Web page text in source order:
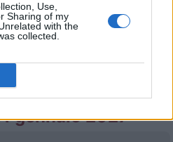
Use,
Sharing of my
with the
collected.
gennaio 2027
gennaio 2027